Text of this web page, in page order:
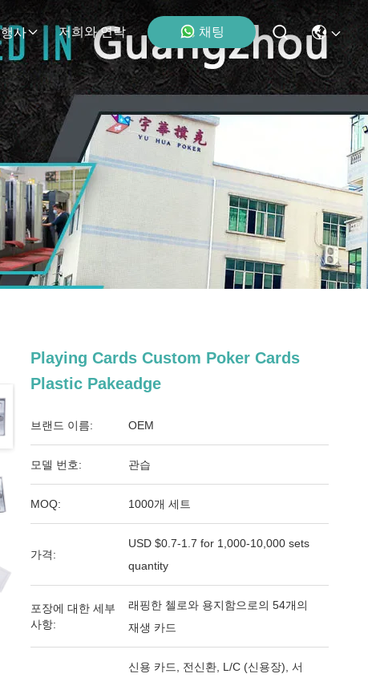
행사 저희와 연락 채팅
Playing Cards Custom Poker Cards
Plastic Pakeadge
브랜드 이름: OEM
모델 번호: 관습
MOQ: 1000개 세트
가격:
USD $0.7-1.7 for 1,000-10,000 sets
quantity
포장에 대한 세부
사항:
래핑한 첼로와 용지함으로의 54개의
재생 카드
신용 카드, 전신환, L/C (신용장), 서